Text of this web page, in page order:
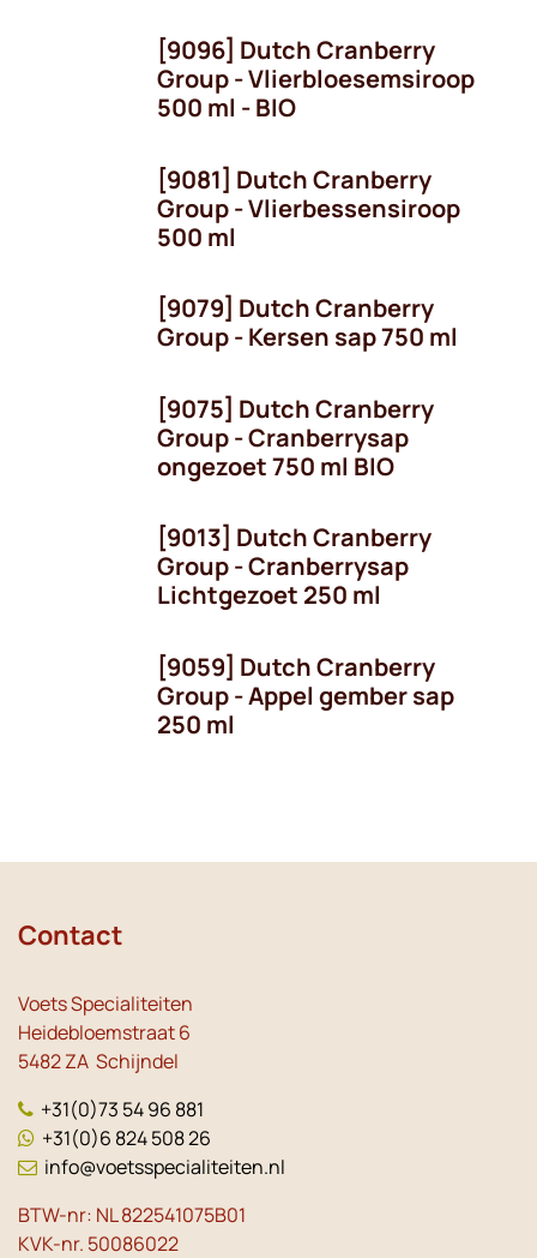
[9096] Dutch Cranberry
Group - Vlierbloesemsiroop
500 ml - BIO
[9081] Dutch Cranberry
Group - Vlierbessensiroop
500 ml
[9079] Dutch Cranberry
Group - Kersen sap 750 ml
[9075] Dutch Cranberry
Group - Cranberrysap
ongezoet 750 ml BIO
[9013] Dutch Cranberry
Group - Cranberrysap
Lichtgezoet 250 ml
[9059] Dutch Cranberry
Group - Appel gember sap
250 ml
Contact
Voets Specialiteiten
Heidebloemstraat 6
5482 ZA Schijndel
+31(0)73 54 96 881
+31(0)6 824 508 26
info@voetsspecialiteiten.nl
BTW-nr: NL 822541075B01
KVK-nr. 50086022